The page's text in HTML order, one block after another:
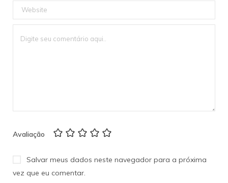
Avaliação
Salvar meus dados neste navegador para a próxima
vez que eu comentar.